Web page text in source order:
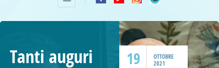
19
OTTOBRE
2021
Tanti auguri